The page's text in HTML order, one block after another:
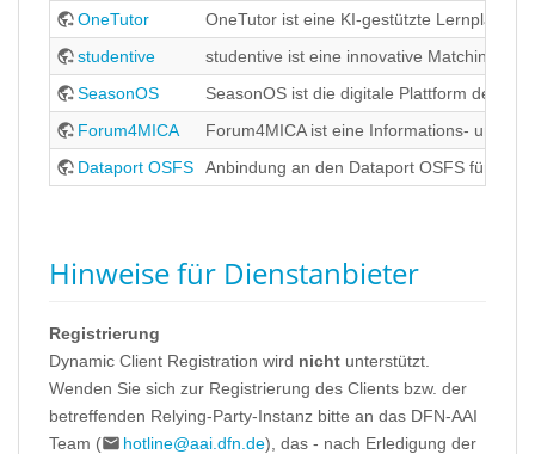
OneTutor
OneTutor ist eine KI-gestützte
studentive
studentive ist eine innovative Matching-
SeasonOS
SeasonOS ist die digitale Plattform der
Forum4MICA
Forum4MICA ist eine Informations- und
Dataport OSFS
Anbindung an den Dataport OSFS für die
Hinweise für Dienstanbieter
Registrierung
Dynamic Client Registration wird nicht unterstützt.
Wenden Sie sich zur Registrierung des Clients bzw. der
betreffenden Relying-Party-Instanz bitte an das DFN-AAI
Team (
hotline@aai.dfn.de), das - nach Erledigung der